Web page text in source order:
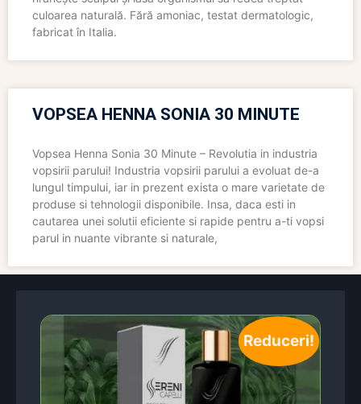
culoarea naturală. Fără amoniac, testat dermatologic,
fabricat în Italia.
VOPSEA HENNA SONIA 30 MINUTE
Vopsea Henna Sonia 30 Minute – Revolutia in industria
vopsirii parului! Industria vopsirii parului a evoluat de-a
lungul timpului, iar in prezent exista o mare varietate de
produse si tehnologii disponibile. Insa, daca esti in
cautarea unei solutii eficiente si rapide pentru a-ti vopsi
parul in nuante vibrante si naturale,
Reduceri!